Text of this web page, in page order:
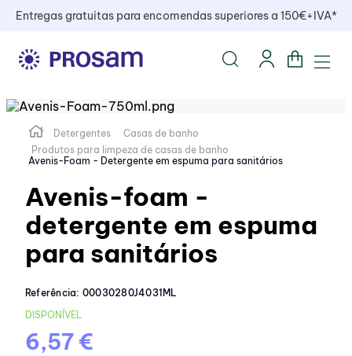
Entregas gratuitas para encomendas superiores a 150€+IVA*
Detergentes
Casas de banho
Produtos para limpeza de casas de banho
Avenis-Foam - Detergente em espuma para sanitários
Avenis-foam -
detergente em espuma
para sanitários
Referência: 00030280J4031ML
DISPONÍVEL
6,57 €